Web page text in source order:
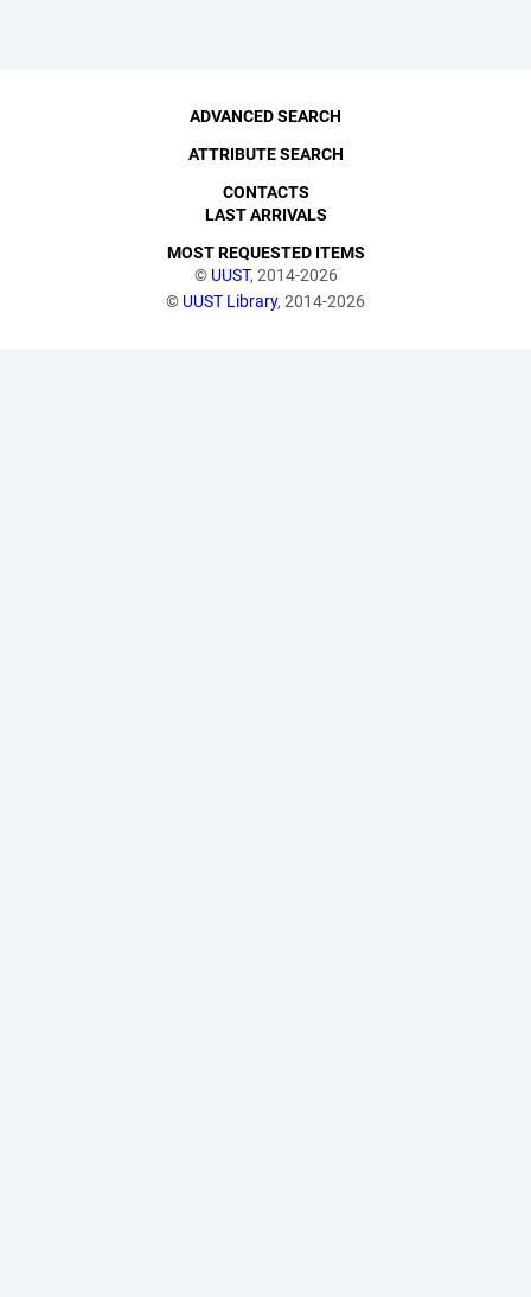
© UUST, 2014-2026
© UUST Library, 2014-2026
ADVANCED SEARCH
ATTRIBUTE SEARCH
CONTACTS
LAST ARRIVALS
MOST REQUESTED ITEMS